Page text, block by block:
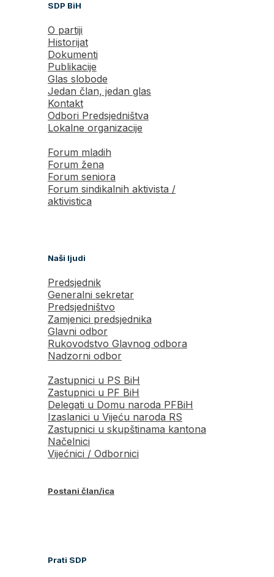
SDP BiH
O partiji
Historijat
Dokumenti
Publikacije
Glas slobode
Jedan član, jedan glas
Kontakt
Odbori Predsjedništva
Lokalne organizacije
Forum mladih
Forum žena
Forum seniora
Forum sindikalnih aktivista /
aktivistica
Naši ljudi
Predsjednik
Generalni sekretar
Predsjedništvo
Zamjenici predsjednika
Glavni odbor
Rukovodstvo Glavnog odbora
Nadzorni odbor
Zastupnici u PS BiH
Zastupnici u PF BiH
Delegati u Domu naroda PFBiH
Izaslanici u Vijeću naroda RS
Zastupnici u skupštinama kantona
Načelnici
Vijećnici / Odbornici
Postani član/ica
Prati SDP